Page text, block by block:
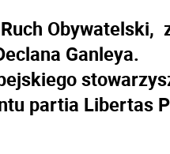
Obywatelski,
Ganleya.
partia Libertas